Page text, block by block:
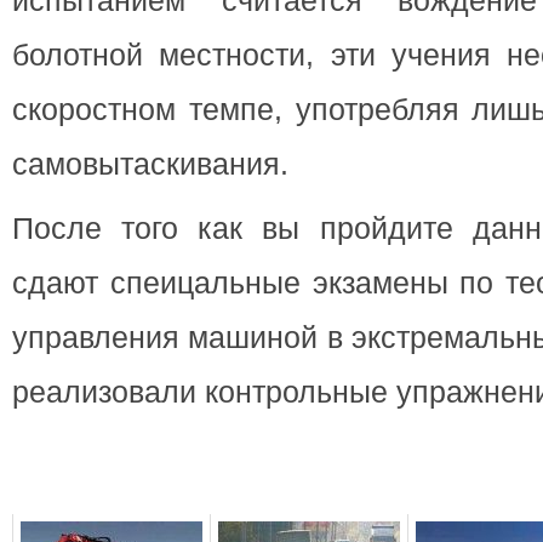
болотной местности, эти учения
скоростном темпе, употребляя
самовытаскивания.
После того как вы пройдите
сдают спеицальные экзамены по
управления машиной в
реализовали контрольные